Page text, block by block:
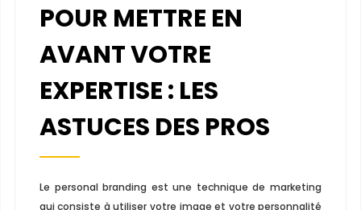
POUR METTRE EN
AVANT VOTRE
EXPERTISE : LES
ASTUCES DES PROS
Le personal branding est une technique de marketing
qui consiste à utiliser votre image et votre personnalité